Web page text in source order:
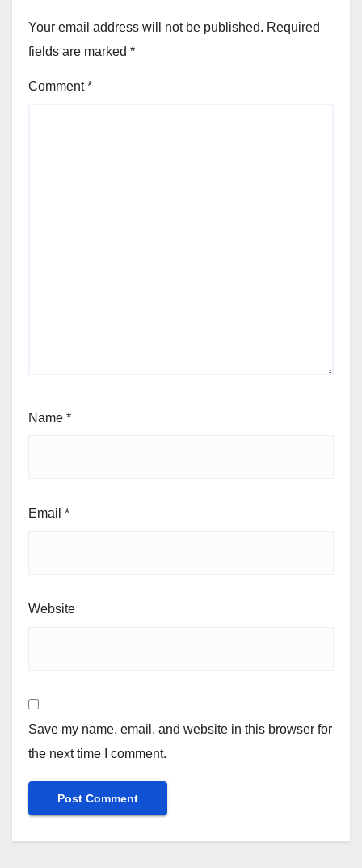
Your email address will not be published. Required
fields are marked *
Comment*
Name *
Email *
Website
Save my name, email, and website in this browser for
the next time I comment.